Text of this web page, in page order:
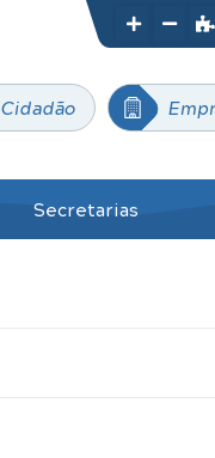
Cidadão
Secretarias